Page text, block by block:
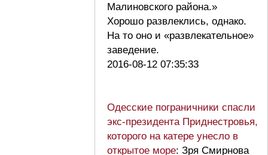
Малиновского района.»
Хорошо развлеклись, однако.
На то оно и «развлекательное»
заведение.
2016-08-12 07:35:33
Одесские пограничники спасли
экс-президента Приднестровья,
которого на катере унесло в
открытое море: Зря Смирнова